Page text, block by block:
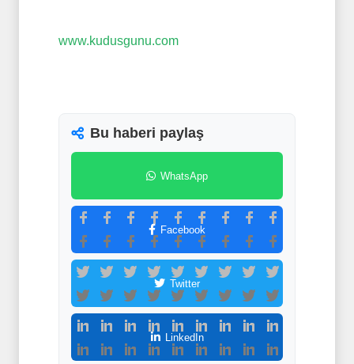
www.kudusgunu.com
Bu haberi paylaş
WhatsApp
Facebook
Twitter
LinkedIn